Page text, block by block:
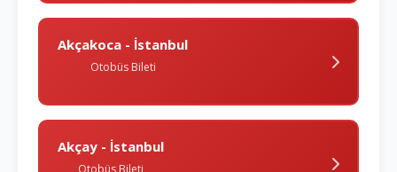
Akçakoca - İstanbul
Otobüs Bileti
Akçay - İstanbul